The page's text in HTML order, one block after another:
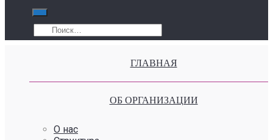
ГЛАВНАЯ
ОБ ОРГАНИЗАЦИИ
О нас